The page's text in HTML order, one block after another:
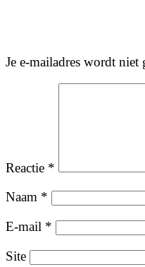
Je e-mailadres wordt niet
Reactie *
Naam *
E-mail *
Site